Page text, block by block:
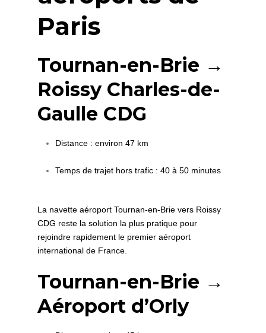
Paris
Tournan-en-Brie →
Roissy Charles-de-
Gaulle CDG
Distance : environ 47 km
Temps de trajet hors trafic : 40 à 50 minutes
La navette aéroport Tournan-en-Brie vers Roissy
CDG reste la solution la plus pratique pour
rejoindre rapidement le premier aéroport
international de France.
Tournan-en-Brie →
Aéroport d’Orly